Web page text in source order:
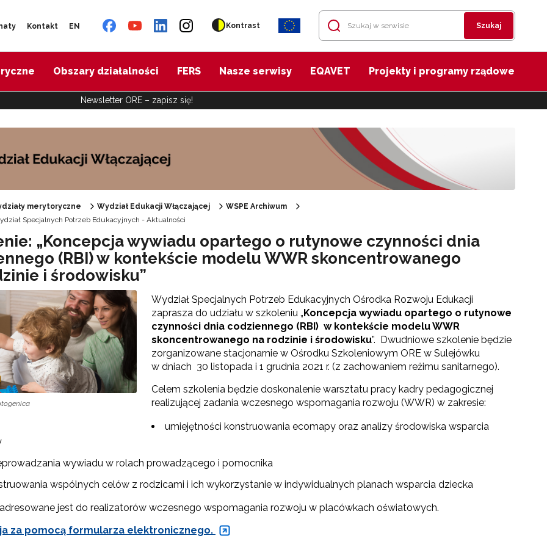
Kontakt EN Kontrast Szukaj
Obszary działalności FERS Nasze serwisy EQAVET Projekty i programy rządowe
Newsletter ORE – zapisz się!
zasoby edukacyjne"
Archiwum"
merytoryczne Wydział Edukacji Włączającej
WSPE Archiwum
Specjalnych Potrzeb Edukacyjnych - Aktualności
„Koncepcja wywiadu opartego o rutynowe czynności dnia
(RBI) w kontekście modelu WWR skoncentrowanego
i środowisku”
Wydział Specjalnych Potrzeb Edukacyjnych Ośrodka Rozwoju Edukacji
zaprasza do udziału w szkoleniu „ Koncepcja wywiadu opartego o rutynowe
czynności dnia codziennego (RBI) w kontekście modelu WWR
skoncentrowanego na rodzinie i środowisku”. Dwudniowe szkolenie będzie
zorganizowane stacjonarnie w Ośrodku Szkoleniowym ORE w Sulejówku
w dniach 30 listopada i 1 grudnia 2021 r. (z zachowaniem reżimu sanitarnego).
Celem szkolenia będzie doskonalenie warsztatu pracy kadry pedagogicznej
realizującej zadania wczesnego wspomagania rozwoju (WWR) w zakresie:
umiejętności konstruowania ecomapy oraz analizy środowiska wsparcia
wywiadu w rolach prowadzącego i pomocnika
wspólnych celów z rodzicami i ich wykorzystanie w indywidualnych planach wsparcia dziecka
jest do realizatorów wczesnego wspomagania rozwoju w placówkach oświatowych.
za pomocą formularza elektronicznego.